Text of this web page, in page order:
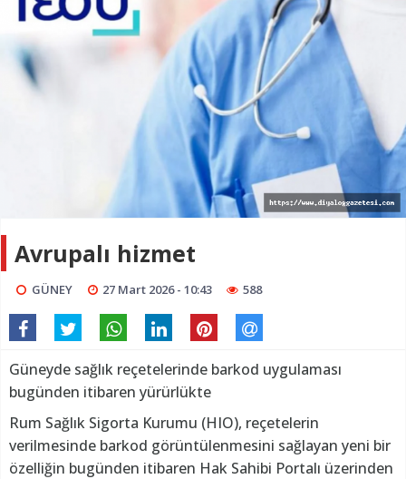
Avrupalı hizmet
GÜNEY 27 Mart 2026 - 10:43 588
Güneyde sağlık reçetelerinde barkod uygulaması
bugünden itibaren yürürlükte
Rum Sağlık Sigorta Kurumu (HIO), reçetelerin
verilmesinde barkod görüntülenmesini sağlayan yeni bir
özelliğin bugünden itibaren Hak Sahibi Portalı üzerinden